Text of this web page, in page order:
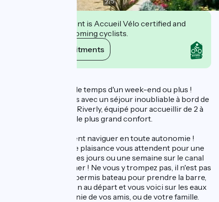
This establishment is Accueil Vélo certified and
commits to welcoming cyclists.
View its commitments
Devenez capitaine le temps d'un week-end ou plus !
Créez des moments avec un séjour inoubliable à bord de
votre bateau fluvial Riverly, équipé pour accueillir de 2 à
12 personnes dans le plus grand confort.
Pour ceux qui veulent naviguer en toute autonomie !
Ces jolis bateaux de plaisance vous attendent pour une
croisière de quelques jours ou une semaine sur le canal
en direction de la mer ! Ne vous y trompez pas, il n'est pas
besoin d'avoir son permis bateau pour prendre la barre,
une petite formation au départ et vous voici sur les eaux
douces en compagnie de vos amis, ou de votre famille.